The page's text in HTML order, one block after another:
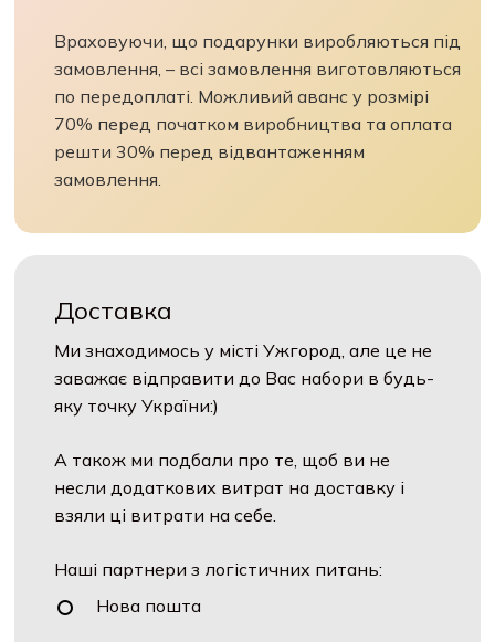
Враховуючи, що подарунки виробляються під
замовлення, – всі замовлення виготовляються
по передоплаті. Можливий аванс у розмірі
70% перед початком виробництва та оплата
решти 30% перед відвантаженням
замовлення.
Доставка
Ми знаходимось у місті Ужгород, але це не
заважає відправити до Вас набори в будь-
яку точку України:)
А також ми подбали про те, щоб ви не
несли додаткових витрат на доставку і
взяли ці витрати на себе.
Наші партнери з логістичних питань:
Нова пошта